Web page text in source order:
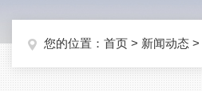
您的位置： 首页 > 新闻动态 >